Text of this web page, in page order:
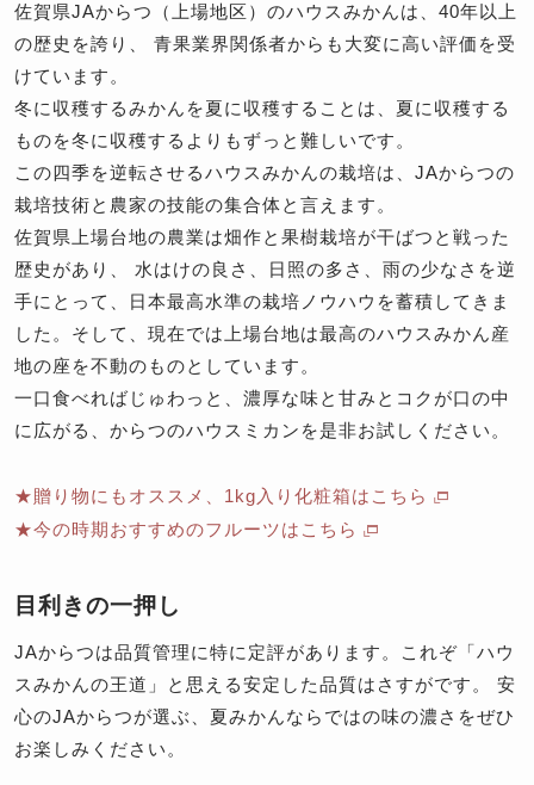
佐賀県JAからつ（上場地区）のハウスみかんは、40年以上
の歴史を誇り、 青果業界関係者からも大変に高い評価を受
けています。
冬に収穫するみかんを夏に収穫することは、夏に収穫する
ものを冬に収穫するよりもずっと難しいです。
この四季を逆転させるハウスみかんの栽培は、JAからつの
栽培技術と農家の技能の集合体と言えます。
佐賀県上場台地の農業は畑作と果樹栽培が干ばつと戦った
歴史があり、 水はけの良さ、日照の多さ、雨の少なさを逆
手にとって、日本最高水準の栽培ノウハウを蓄積してきま
した。そして、現在では上場台地は最高のハウスみかん産
地の座を不動のものとしています。
一口食べればじゅわっと、濃厚な味と甘みとコクが口の中
に広がる、からつのハウスミカンを是非お試しください。
★贈り物にもオススメ、1kg入り化粧箱はこちら
★今の時期おすすめのフルーツはこちら
目利きの一押し
JAからつは品質管理に特に定評があります。これぞ「ハウ
スみかんの王道」と思える安定した品質はさすがです。 安
心のJAからつが選ぶ、夏みかんならではの味の濃さをぜひ
お楽しみください。